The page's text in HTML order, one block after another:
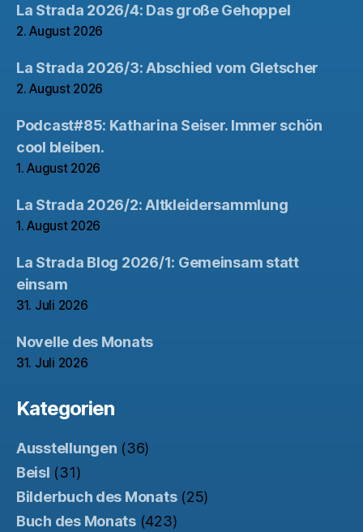
La Strada 2026/4: Das große Gehoppel
2. August 2026
La Strada 2026/3: Abschied vom Gletscher
2. August 2026
Podcast#85: Katharina Seiser. Immer schön
cool bleiben.
1. August 2026
La Strada 2026/2: Altkleidersammlung
1. August 2026
La Strada Blog 2026/1: Gemeinsam statt
einsam
31. Juli 2026
Novelle des Monats
31. Juli 2026
Kategorien
Ausstellungen (36)
Beisl (31)
Bilderbuch des Monats(25)
Buch des Monats(423)